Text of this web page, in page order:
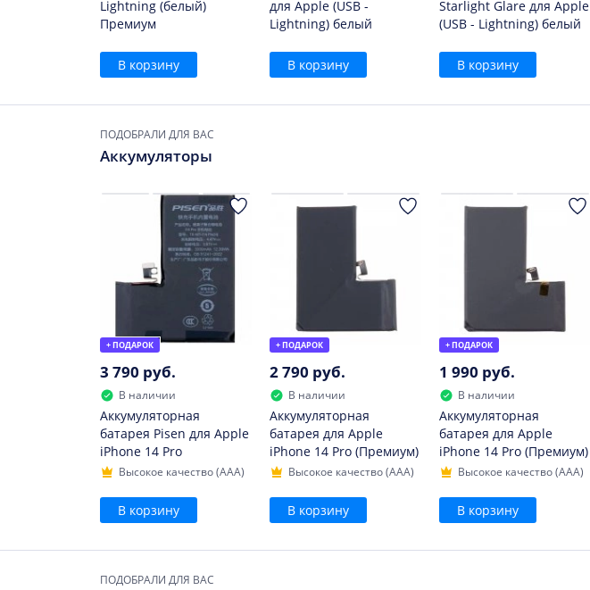
Lightning (белый)
Премиум
В корзину
для Apple (USB -
Lightning) белый
В корзину
Starlight Glare для Apple
(USB - Lightning) белый
В корзину
ПОДОБРАЛИ ДЛЯ ВАС
Аккумуляторы
+ ПОДАРОК
3 790 руб.
В наличии
Аккумуляторная
батарея Pisen для Apple
iPhone 14 Pro
Высокое качество (AAA)
В корзину
+ ПОДАРОК
2 790 руб.
В наличии
Аккумуляторная
батарея для Apple
iPhone 14 Pro (Премиум)
Высокое качество (AAA)
В корзину
+ ПОДАРОК
1 990 руб.
В наличии
Аккумуляторная
батарея для Apple
iPhone 14 Pro (Премиум)
Высокое качество (AAA)
В корзину
ПОДОБРАЛИ ДЛЯ ВАС